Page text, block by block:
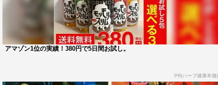
アマゾン1位の実績！380円で5日間お試し。
PR(ハーブ健康本舗)